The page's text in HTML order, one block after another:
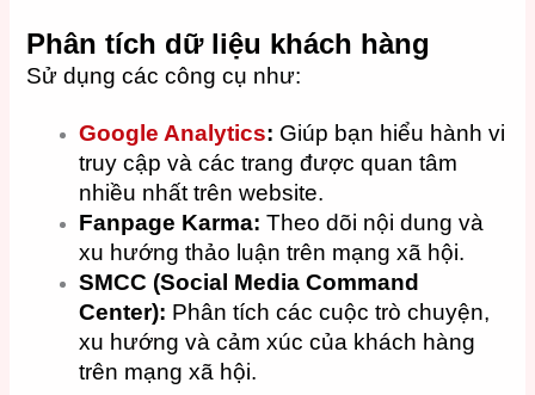
Phân tích dữ liệu khách hàng
Sử dụng các công cụ như:
Google Analytics: Giúp bạn hiểu hành vi
truy cập và các trang được quan tâm
nhiều nhất trên website.
Fanpage Karma: Theo dõi nội dung và
xu hướng thảo luận trên mạng xã hội.
SMCC (Social Media Command
Center): Phân tích các cuộc trò chuyện,
xu hướng và cảm xúc của khách hàng
trên mạng xã hội.